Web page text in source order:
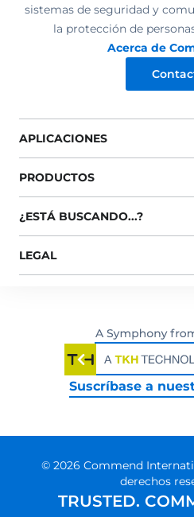
sistemas de seguridad y
la protección de
Acerca de
APLICACIONES
PRODUCTOS
¿ESTÁ BUSCANDO...?
LEGAL
Suscríbase a
© 2026 Commend
derechos
TRUSTED.